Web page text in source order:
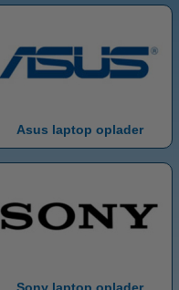
Asus laptop oplader